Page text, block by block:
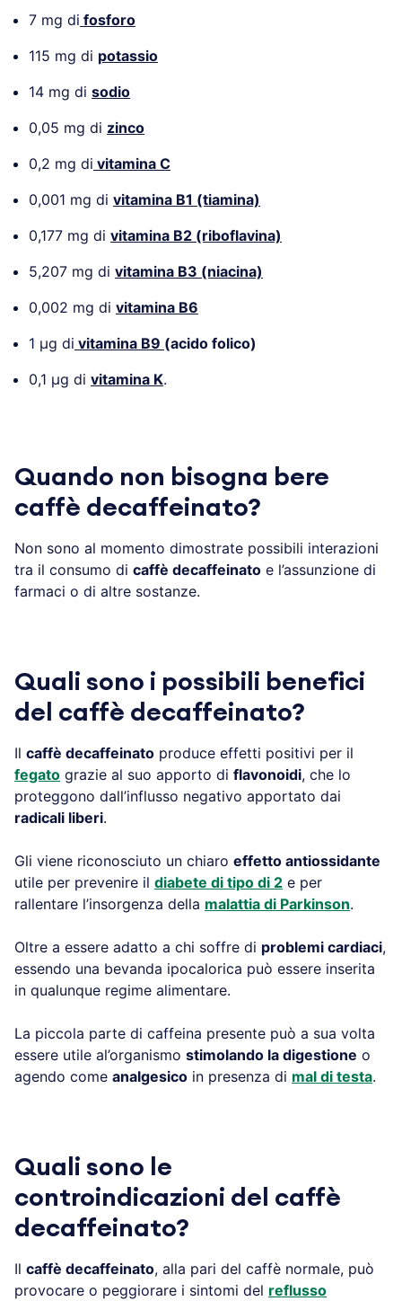
7 mg di fosforo
115 mg di potassio
14 mg di sodio
0,05 mg di zinco
0,2 mg di vitamina C
0,001 mg di vitamina B1 (tiamina)
0,177 mg di vitamina B2 (riboflavina)
5,207 mg di vitamina B3 (niacina)
0,002 mg di vitamina B6
1 µg di vitamina B9 (acido folico)
0,1 µg di vitamina K.
Quando non bisogna bere
caffè decaffeinato?
Non sono al momento dimostrate possibili interazioni
tra il consumo di caffè decaffeinato e l’assunzione di
farmaci o di altre sostanze.
Quali sono i possibili benefici
del caffè decaffeinato?
Il caffè decaffeinato produce effetti positivi per il
fegato grazie al suo apporto di flavonoidi, che lo
proteggono dall’influsso negativo apportato dai
radicali liberi.
Gli viene riconosciuto un chiaro effetto antiossidante
utile per prevenire il diabete di tipo di 2 e per
rallentare l’insorgenza della malattia di Parkinson.
Oltre a essere adatto a chi soffre di problemi cardiaci,
essendo una bevanda ipocalorica può essere inserita
in qualunque regime alimentare.
La piccola parte di caffeina presente può a sua volta
essere utile al’organismo stimolando la digestione o
agendo come analgesico in presenza di mal di testa.
Quali sono le
controindicazioni del caffè
decaffeinato?
Il caffè decaffeinato, alla pari del caffè normale, può
provocare o peggiorare i sintomi del reflusso